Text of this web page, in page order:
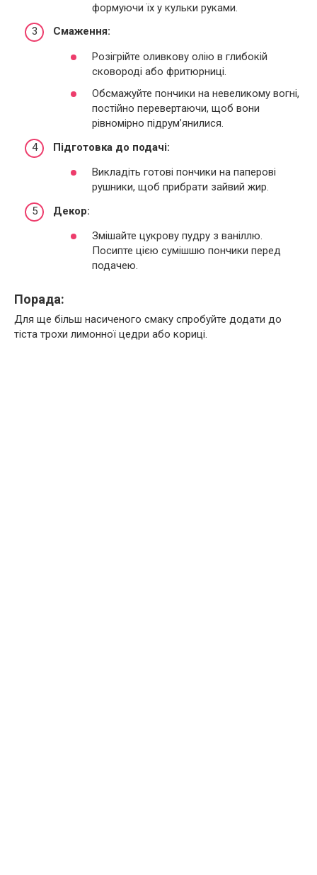
формуючи їх у кульки руками.
Смаження:
Розігрійте оливкову олію в глибокій
сковороді або фритюрниці.
Обсмажуйте пончики на невеликому вогні,
постійно перевертаючи, щоб вони
рівномірно підрум’янилися.
Підготовка до подачі:
Викладіть готові пончики на паперові
рушники, щоб прибрати зайвий жир.
Декор:
Змішайте цукрову пудру з ваніллю.
Посипте цією сумішшю пончики перед
подачею.
Порада:
Для ще більш насиченого смаку спробуйте додати до
тіста трохи лимонної цедри або кориці.